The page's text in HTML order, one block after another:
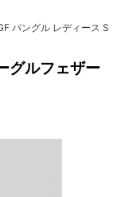
バングル レディース S
ルフェザー